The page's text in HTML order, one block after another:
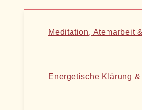
Meditation, Atemarbeit
Energetische Klärung